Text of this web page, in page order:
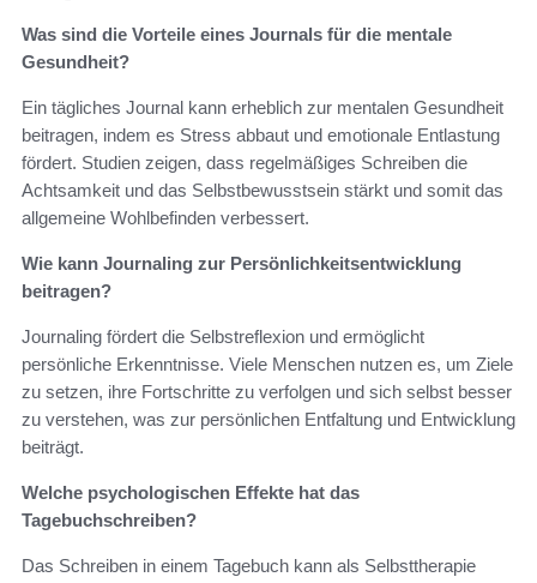
Was sind die Vorteile eines Journals für die mentale
Gesundheit?
Ein tägliches Journal kann erheblich zur mentalen Gesundheit
beitragen, indem es Stress abbaut und emotionale Entlastung
fördert. Studien zeigen, dass regelmäßiges Schreiben die
Achtsamkeit und das Selbstbewusstsein stärkt und somit das
allgemeine Wohlbefinden verbessert.
Wie kann Journaling zur Persönlichkeitsentwicklung
beitragen?
Journaling fördert die Selbstreflexion und ermöglicht
persönliche Erkenntnisse. Viele Menschen nutzen es, um Ziele
zu setzen, ihre Fortschritte zu verfolgen und sich selbst besser
zu verstehen, was zur persönlichen Entfaltung und Entwicklung
beiträgt.
Welche psychologischen Effekte hat das
Tagebuchschreiben?
Das Schreiben in einem Tagebuch kann als Selbsttherapie